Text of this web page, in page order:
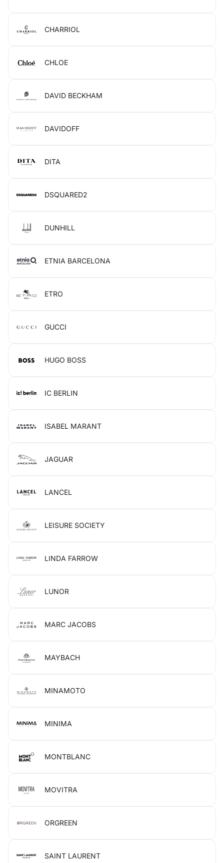
CHARRIOL
CHLOE
DAVID BECKHAM
DAVIDOFF
DITA
DSQUARED2
DUNHILL
ETNIA BARCELONA
ETRO
GUCCI
HUGO BOSS
IC BERLIN
ISABEL MARANT
JAGUAR
LANCEL
LEISURE SOCIETY
LINDA FARROW
LUNOR
MARC JACOBS
MAYBACH
MINAMOTO
MINIMA
MONTBLANC
MOVITRA
ORGREEN
SAINT LAURENT